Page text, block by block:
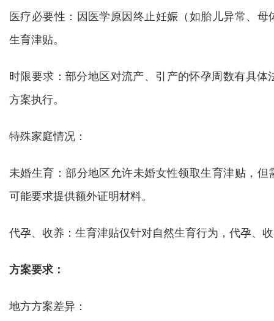
医疗必要性：因医学原因终止妊娠（如胎儿异常、
生育津贴。
时限要求：部分地区对流产、引产的怀孕周数有具体
方案执行。
特殊家庭情况：
未婚生育：部分地区允许未婚女性领取生育津贴，
可能要求提供额外证明材料。
代孕、收养：生育津贴仅针对自然生育行为，代孕、
方案要求：
地方方案差异：